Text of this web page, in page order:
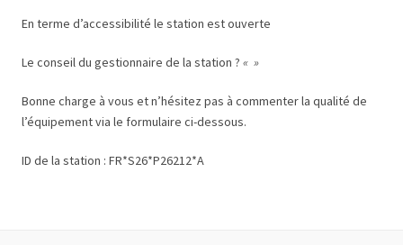
En terme d’accessibilité le station est ouverte
Le conseil du gestionnaire de la station ? « »
Bonne charge à vous et n’hésitez pas à commenter la qualité de
l’équipement via le formulaire ci-dessous.
ID de la station : FR*S26*P26212*A